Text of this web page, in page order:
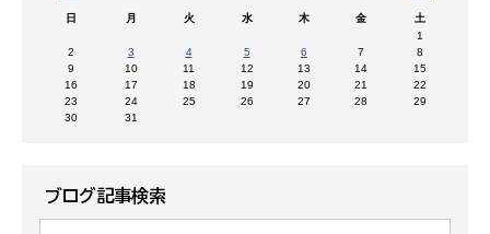
日 月 火 水 木 金
土
1
2
3 4 5 6 7
8
9
10 11 12 13 14
15
16
17 18 19 20 21
22
23
24 25 26 27 28
29
30
31
ブログ記事検索